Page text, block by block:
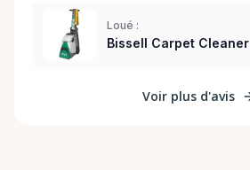
Loué :
Bissell Carpet Cleaner
Voir plus d'avis